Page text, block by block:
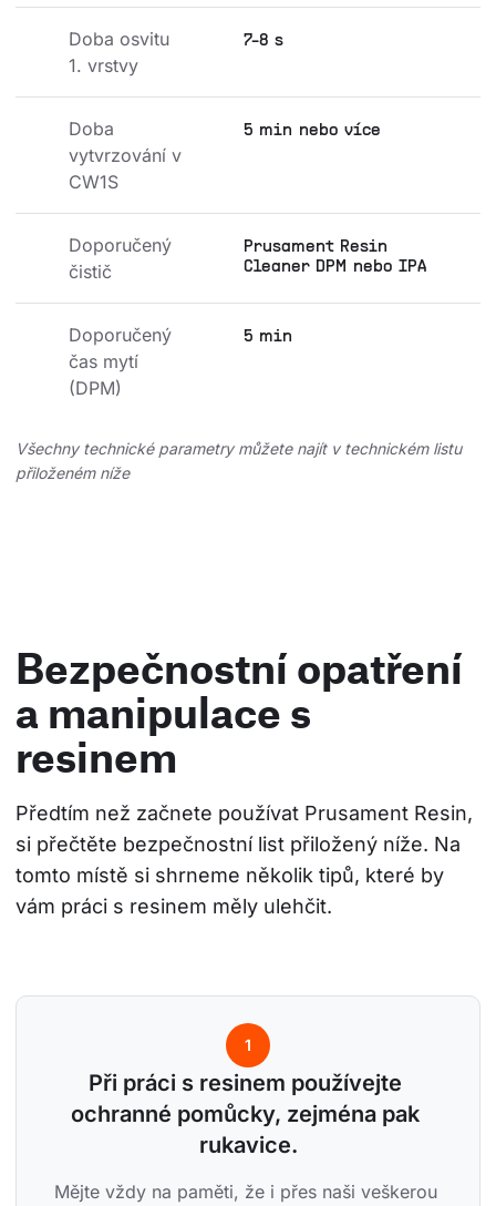
Doba osvitu
1. vrstvy
7-8 s
Doba
vytvrzování v
CW1S
5 min nebo více
Doporučený
čistič
Prusament Resin
Cleaner DPM nebo IPA
Doporučený
čas mytí
(DPM)
5 min
Všechny technické parametry můžete najít v technickém listu
přiloženém níže
Bezpečnostní opatření
a manipulace s
resinem
Předtím než začnete používat Prusament Resin,
si přečtěte bezpečnostní list přiložený níže. Na
tomto místě si shrneme několik tipů, které by
vám práci s resinem měly ulehčit.
1
Při práci s resinem používejte
ochranné pomůcky, zejména pak
rukavice.
Mějte vždy na paměti, že i přes naši veškerou